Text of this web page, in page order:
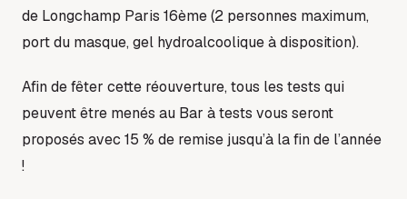
de Longchamp Paris 16ème (2 personnes maximum,
port du masque, gel hydroalcoolique à disposition).
Afin de fêter cette réouverture, tous les tests qui
peuvent être menés au Bar à tests vous seront
proposés avec 15 % de remise jusqu’à la fin de l’année
!